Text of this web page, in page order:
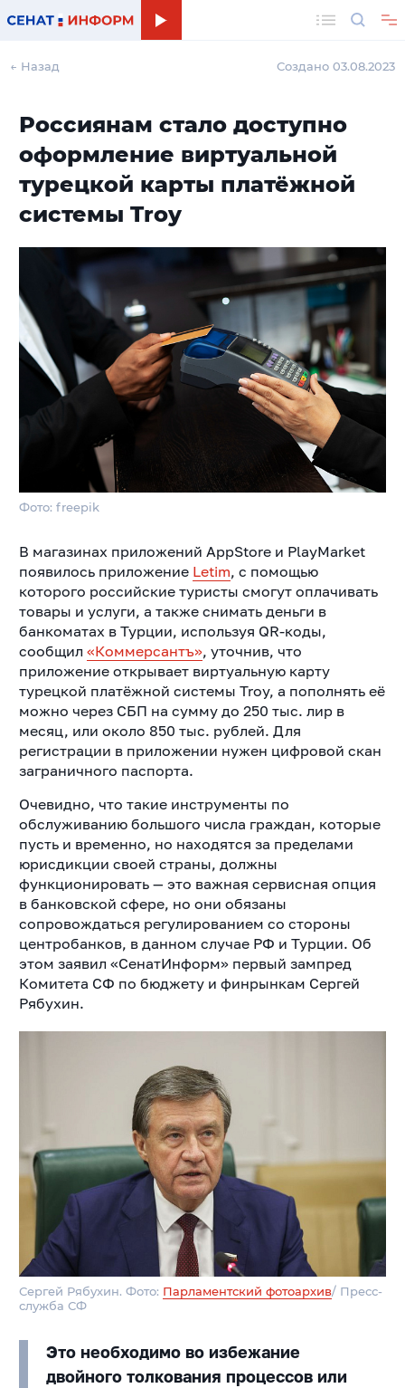
← Назад Создано 03.08.2023
Россиянам стало доступно
оформление виртуальной
турецкой карты платёжной
системы Troy
Фото: freepik
В магазинах приложений AppStore и PlayMarket
появилось приложение Letim, с помощью
которого российские туристы смогут оплачивать
товары и услуги, а также снимать деньги в
банкоматах в Турции, используя QR-коды,
сообщил «Коммерсантъ», уточнив, что
приложение открывает виртуальную карту
турецкой платёжной системы Troy, а пополнять её
можно через СБП на сумму до 250 тыс. лир в
месяц, или около 850 тыс. рублей. Для
регистрации в приложении нужен цифровой скан
заграничного паспорта.
Очевидно, что такие инструменты по
обслуживанию большого числа граждан, которые
пусть и временно, но находятся за пределами
юрисдикции своей страны, должны
функционировать — это важная сервисная опция
в банковской сфере, но они обязаны
сопровождаться регулированием со стороны
центробанков, в данном случае РФ и Турции. Об
этом заявил «СенатИнформ» первый зампред
Комитета СФ по бюджету и финрынкам Сергей
Рябухин.
Сергей Рябухин. Фото: Парламентский фотоархив/ Пресс-
служба СФ
Это необходимо во избежание
двойного толкования процессов или